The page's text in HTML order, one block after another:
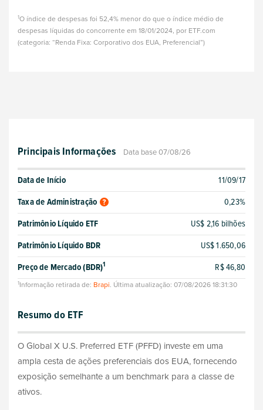
1O índice de despesas foi 52,4% menor do que o índice médio de
despesas líquidas do concorrente em 18/01/2024, por ETF.com
(categoria: “Renda Fixa: Corporativo dos EUA, Preferencial”)
Principais Informações Data base 07/08/26
Data de Início
11/09/17
Taxa de Administração
0,23%
Patrimônio Líquido ETF
US$ 2,16 bilhões
Patrimônio Líquido BDR
US$ 1.650,06
Preço de Mercado (BDR)1 R$ 46,80
1Informação retirada de: Brapi. Última atualização: 07/08/2026 18:31:30
Resumo do ETF
O Global X U.S. Preferred ETF (PFFD) investe em uma
ampla cesta de ações preferenciais dos EUA, fornecendo
exposição semelhante a um benchmark para a classe de
ativos.